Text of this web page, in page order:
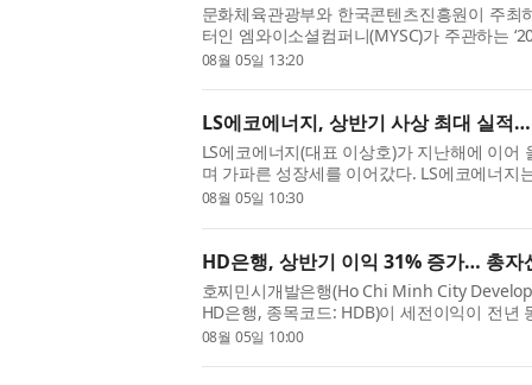
문화체육관광부와 한국콘텐츠진흥원이 주
터인 엠와이소셜컴퍼니(MYSC)가 주관하는
램: 2026 EMA Content GROW+’ 참여 기업
08월 05일 13:20
LS에코에너지, 상반기 사상 최대 실적
LS에코에너지(대표 이상호)가 지난해에 이
며 가파른 성장세를 이어갔다. LS에코에너
454억원을 기록했다고 5일 밝혔다. 지난해
08월 05일 10:30
HD은행, 상반기 이익 31% 증가… 총자
호찌민시개발은행(Ho Chi Minh City
HD은행, 종목코드: HDB)이 세전이익이 전
억500만달러)을 기록하는 등 견조한 실적을
08월 05일 10:00